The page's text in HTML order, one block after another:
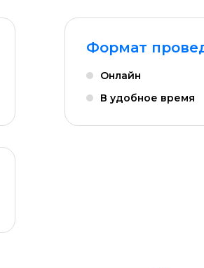
Формат
Онлайн
В удобное время